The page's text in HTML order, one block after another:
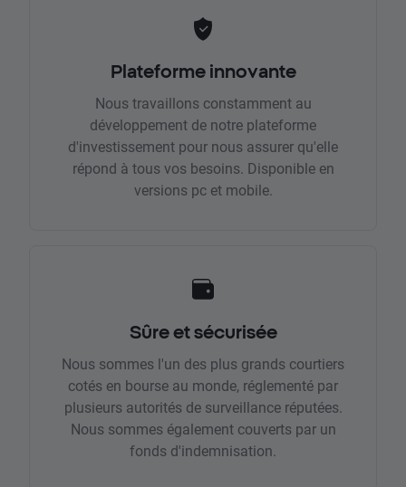
Plateforme innovante
Nous travaillons constamment au
développement de notre plateforme
d'investissement pour nous assurer qu'elle
répond à tous vos besoins. Disponible en
versions pc et mobile.
Sûre et sécurisée
Nous sommes l'un des plus grands courtiers
cotés en bourse au monde, réglementé par
plusieurs autorités de surveillance réputées.
Nous sommes également couverts par un
fonds d'indemnisation.